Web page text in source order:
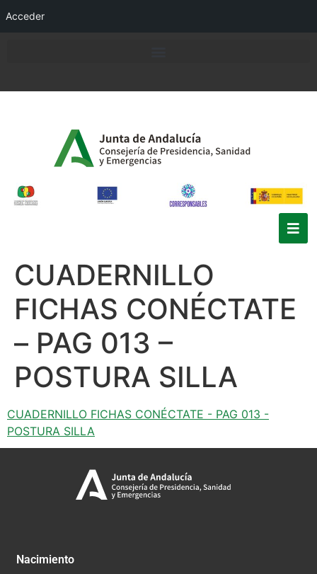
Acceder
CUADERNILLO
FICHAS CONÉCTATE
– PAG 013 –
POSTURA SILLA
CUADERNILLO FICHAS CONÉCTATE - PAG 013 -
POSTURA SILLA
Nacimiento